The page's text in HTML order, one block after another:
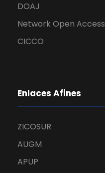
DOAJ
Network Open Access
CICCO
Enlaces Afines
ZICOSUR
AUGM
APUP